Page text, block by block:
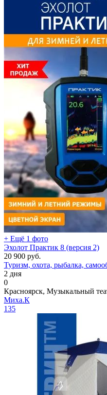
+ Ещё 1 фото
Эхолот Практик 8 (версия 2)
20 900 руб.
Туризм, охота, рыбалка,
2 дня
0
Красноярск, Музыкальный
Миха.К
135